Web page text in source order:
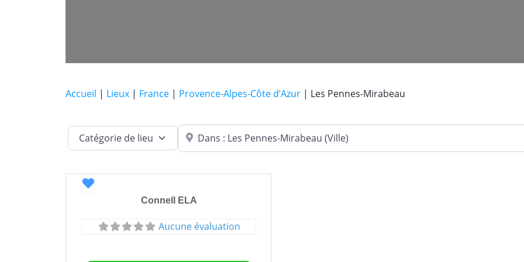
Accueil | Lieux | France | Provence-Alpes-Côte d’Azur | Les Pennes-Mirabeau
Catégorie de lieu Dans quelle ville ?
Favori
Connell ELA
Aucune évaluation